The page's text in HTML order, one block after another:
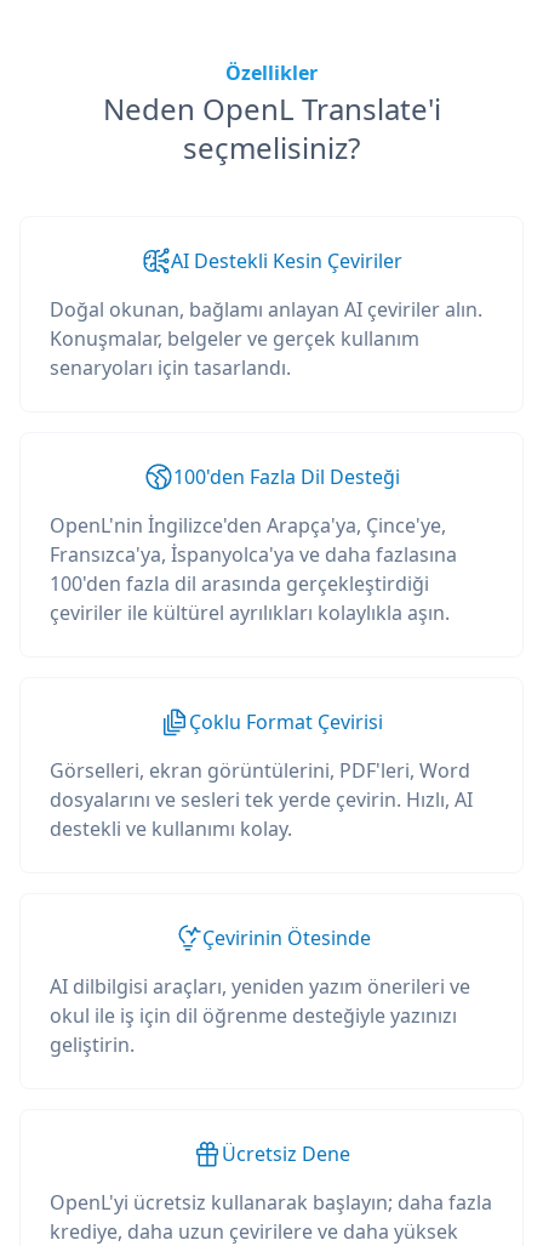
Özellikler
Neden OpenL Translate'i
seçmelisiniz?
AI Destekli Kesin Çeviriler
Doğal okunan, bağlamı anlayan AI çeviriler alın.
Konuşmalar, belgeler ve gerçek kullanım
senaryoları için tasarlandı.
100'den Fazla Dil Desteği
OpenL'nin İngilizce'den Arapça'ya, Çince'ye,
Fransızca'ya, İspanyolca'ya ve daha fazlasına
100'den fazla dil arasında gerçekleştirdiği
çeviriler ile kültürel ayrılıkları kolaylıkla aşın.
Çoklu Format Çevirisi
Görselleri, ekran görüntülerini, PDF'leri, Word
dosyalarını ve sesleri tek yerde çevirin. Hızlı, AI
destekli ve kullanımı kolay.
Çevirinin Ötesinde
AI dilbilgisi araçları, yeniden yazım önerileri ve
okul ile iş için dil öğrenme desteğiyle yazınızı
geliştirin.
Ücretsiz Dene
OpenL'yi ücretsiz kullanarak başlayın; daha fazla
krediye, daha uzun çevirilere ve daha yüksek